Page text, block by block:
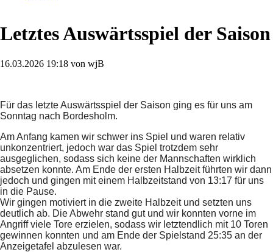
Letztes Auswärtsspiel der Saison
16.03.2026 19:18 von wjB
Für das letzte Auswärtsspiel der Saison ging es für uns am
Sonntag nach Bordesholm.
Am Anfang kamen wir schwer ins Spiel und waren relativ
unkonzentriert, jedoch war das Spiel trotzdem sehr
ausgeglichen, sodass sich keine der Mannschaften wirklich
absetzen konnte. Am Ende der ersten Halbzeit führten wir dann
jedoch und gingen mit einem Halbzeitstand von 13:17 für uns
in die Pause.
Wir gingen motiviert in die zweite Halbzeit und setzten uns
deutlich ab. Die Abwehr stand gut und wir konnten vorne im
Angriff viele Tore erzielen, sodass wir letztendlich mit 10 Toren
gewinnen konnten und am Ende der Spielstand 25:35 an der
Anzeigetafel abzulesen war.